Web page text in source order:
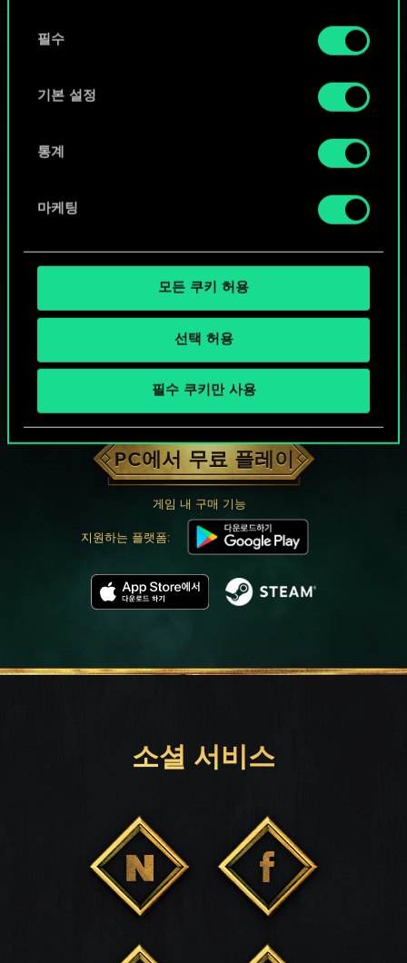
쿠키 사용에 관한 세부 사항이나 관련 설정은 아래의
필수
기본 설정
통계
마케팅
모든 쿠키 허용
선택 허용
필수 쿠키만 사용
궨트 한 판 어떠신가요?
PC에서 무료 플레이
게임 내 구매 기능
지원하는 플랫폼:
소셜 서비스